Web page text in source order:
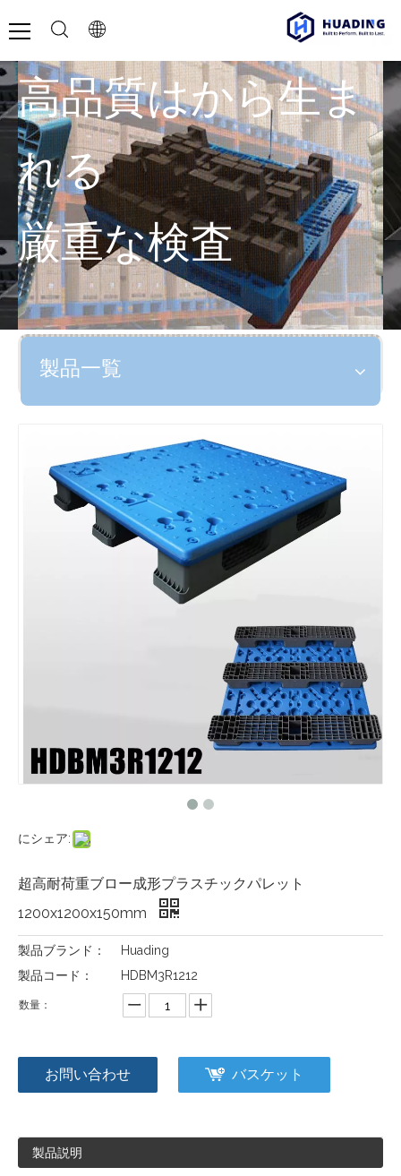
高品質はから生ま
れる
厳重な検査
製品一覧
にシェア:
超高耐荷重ブロー成形プラスチックパレット
1200x1200x150mm
製品ブランド：
Huading
製品コード：
HDBM3R1212
数量：
お問い合わせ バスケット
製品説明